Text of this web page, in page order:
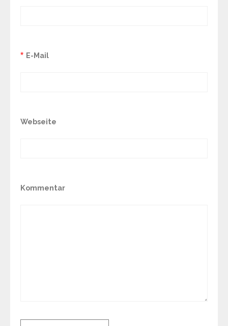
E-Mail
*
Webseite
Kommentar